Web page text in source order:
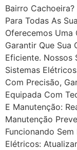
Bairro
Para Todas As
Oferecemos Uma
Garantir Que Sua
Eficiente. Nossos
Sistemas
Com Precisão,
Equipada Com
E Manutenção:
Manutenção
Funcionando
Elétricos: